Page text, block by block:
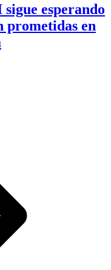
esperando
prometidas en